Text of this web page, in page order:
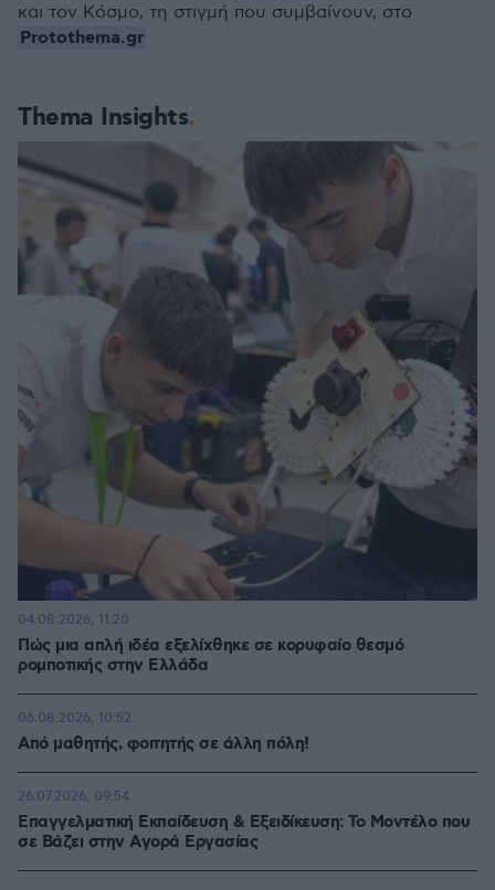
Thema Insights
Πώς μια απλή ιδέα εξελίχθηκε σε κορυφαίο θεσμό
ρομποτικής στην Ελλάδα
04.08.2026, 11:20
Από μαθητής, φοιτητής σε άλλη πόλη!
06.08.2026, 10:52
Επαγγελματική Εκπαίδευση & Εξειδίκευση: Το Mοντέλο που
σε Bάζει στην Aγορά Eργασίας
26.07.2026, 09:54
και τον Κόσμο, τη στιγμή που συμβαίνουν, στο
Protothema.gr